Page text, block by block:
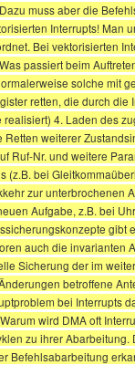
muss aber die
Interrupts!
Bei vektorisierten
passiert beim
solche mit
retten, die durch
4. Laden des
weiterer
Ruf-Nr. und weitere
(z.B. bei
zur
Aufgabe, z.B. bei
auch die
Sicherung der im
betroffene
bei Interrupts
wird DMA oft
zu ihrer
Befehlsabarbeitung